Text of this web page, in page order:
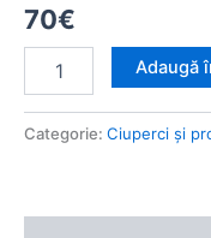
70€
3
Adaugă
Categorie: Ciuperci și